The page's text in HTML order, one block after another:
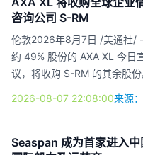
持有拿森科技8.43%的股份，
方。 拿森科技成立于2016年
驶提供关键任务型线控制动解
驾驶产业链的自主性。作为行
推动该行业实...
咨询公司 S-RM
伦敦2026年8月7日 /美通社/
约 49% 股份的 AXA XL 今日
议，将收购 S-RM 的其余股
于 2005 年，服务遍及 140
分析、网络安全和危机响应
及投资者应对复杂风险。其
2026-08-07 22:08:00来源
Seaspan 成为首家进入